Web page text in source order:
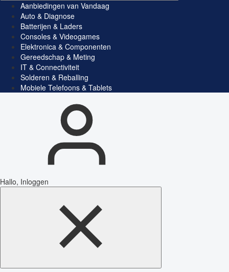
Aanbiedingen van Vandaag
Auto & Diagnose
Batterijen & Laders
Consoles & Videogames
Elektronica & Componenten
Gereedschap & Meting
IT & Connectiviteit
Solderen & Reballing
Mobiele Telefoons & Tablets
Hallo, Inloggen